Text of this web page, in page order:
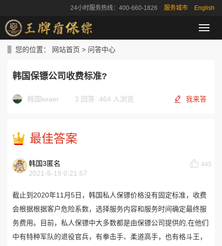
24小时服务热线：400-660-1826 服务城市 English
导
航
您的位置： 网站首页 > 问答中心
韩国保镖公司收费标准?
韩国keaer 3 回答· 464 人浏览 我来答
最佳答案
韩国3匿名
2021-5-19 0:21:57
445
截止到2020年11月5日，韩国私人保镖价格没有固定标准，收费
会根据根据客户危险系数，选择服务内容和服务时间确定最终服
务费用。目前，私人保镖中大多数都是由保镖公司提供的,在他们
中有特种军队的退役官兵，有拳击手、柔道高手，也有格斗王，